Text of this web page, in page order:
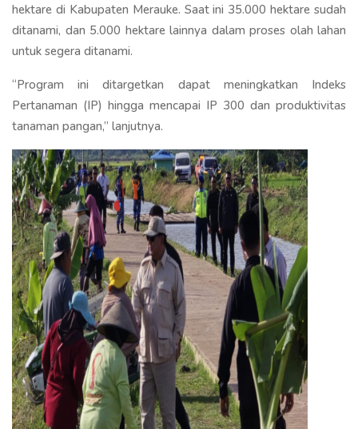
hektare di Kabupaten Merauke. Saat ini 35.000 hektare sudah
ditanami, dan 5.000 hektare lainnya dalam proses olah lahan
untuk segera ditanami.
“Program ini ditargetkan dapat meningkatkan Indeks
Pertanaman (IP) hingga mencapai IP 300 dan produktivitas
tanaman pangan,” lanjutnya.